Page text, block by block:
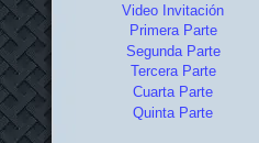
Video Invitación
Primera Parte
Segunda Parte
Tercera Parte
Cuarta Parte
Quinta Parte